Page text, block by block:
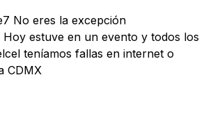
No eres la excepción
Hoy estuve en un evento y todos los
teníamos fallas en internet o
CDMX